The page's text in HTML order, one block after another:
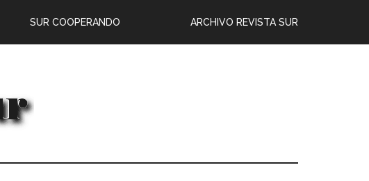
ARCHIVO REVISTA SUR
SUR COOPERANDO